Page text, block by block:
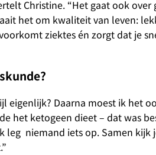
Christine. “Het gaat ook
het om kwaliteit van leven:
ziektes én zorgt dat je
eigenlijk? Daarna moest ik het
het ketogeen dieet – dat was
leg niemand iets op. Samen